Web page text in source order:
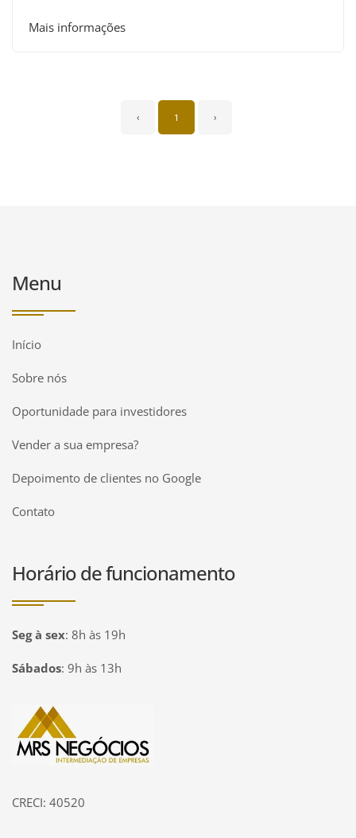
Mais informações
‹ 1 ›
Menu
Início
Sobre nós
Oportunidade para investidores
Vender a sua empresa?
Depoimento de clientes no Google
Contato
Horário de funcionamento
Seg à sex: 8h às 19h
Sábados: 9h às 13h
Página inicial
CRECI: 40520